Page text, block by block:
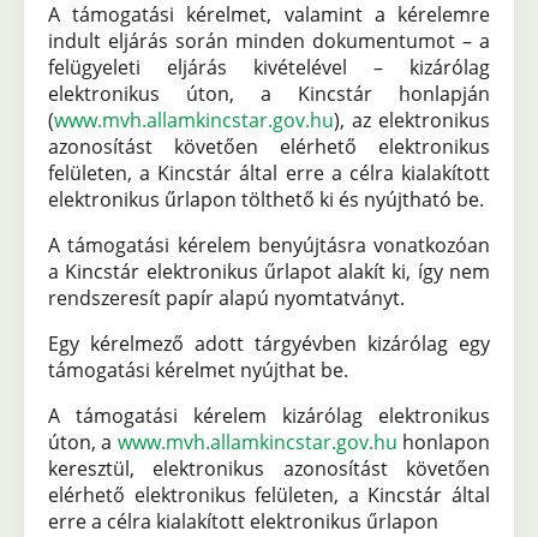
A támogatási kérelmet, valamint a kérelemre
indult eljárás során minden dokumentumot – a
felügyeleti eljárás kivételével – kizárólag
elektronikus úton, a Kincstár honlapján
(www.mvh.allamkincstar.gov.hu), az elektronikus
azonosítást követően elérhető elektronikus
felületen, a Kincstár által erre a célra kialakított
elektronikus űrlapon tölthető ki és nyújtható be.
A támogatási kérelem benyújtásra vonatkozóan
a Kincstár elektronikus űrlapot alakít ki, így nem
rendszeresít papír alapú nyomtatványt.
Egy kérelmező adott tárgyévben kizárólag egy
támogatási kérelmet nyújthat be.
A támogatási kérelem kizárólag elektronikus
úton, a www.mvh.allamkincstar.gov.hu honlapon
keresztül, elektronikus azonosítást követően
elérhető elektronikus felületen, a Kincstár által
erre a célra kialakított elektronikus űrlapon